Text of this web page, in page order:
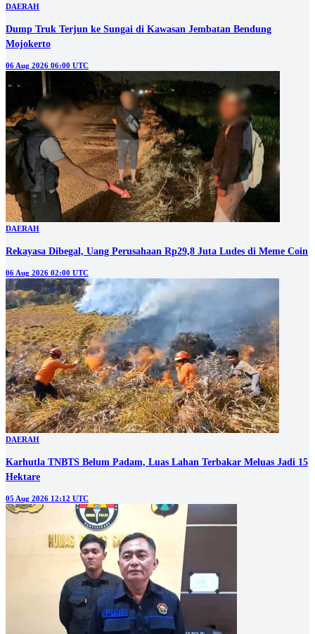
DAERAH
Dump Truk Terjun ke Sungai di Kawasan Jembatan Bendung
Mojokerto
06 Aug 2026 06:00 UTC
DAERAH
Rekayasa Dibegal, Uang Perusahaan Rp29,8 Juta Ludes di Meme Coin
06 Aug 2026 02:00 UTC
DAERAH
Karhutla TNBTS Belum Padam, Luas Lahan Terbakar Meluas Jadi 15
Hektare
05 Aug 2026 12:12 UTC